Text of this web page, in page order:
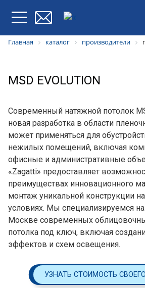
Главная каталог производители
MSD EVOLUTION
Современный натяжной потолок
новая разработка в области
может применяться для
нежилых помещений, включая
офисные и административные
«Zagatti» предоставляет
преимуществах инновационного
монтаж уникальной конструкции
условиях. Мы специализируемся
Москве современных
потолка под ключ, включая
эффектов и схем освещения.
УЗНАТЬ СТОИМОСТЬ